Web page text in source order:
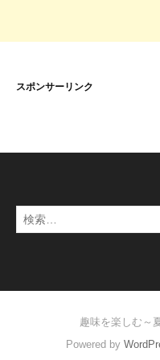
スポンサーリンク
検
索
趣味を楽しむ～
Powered by